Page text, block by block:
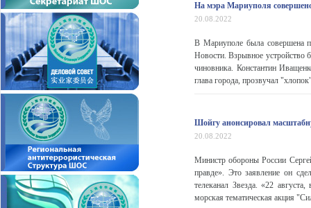
На мэра Мариуполя
20.08.2022
В Мариуполе была совершена
Новости. Взрывное устройство
чиновника. Константин
глава города, прозвучал
Шойгу анонсировал
20.08.2022
Министр обороны России
правде». Это заявление он
телеканал Звезда. «22
морская тематическая акция